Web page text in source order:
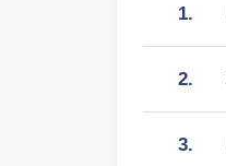
1.
2.
3.